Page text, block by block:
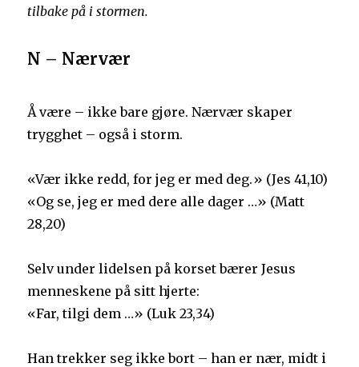
tilbake på i stormen.
N – Nærvær
Å være – ikke bare gjøre. Nærvær skaper
trygghet – også i storm.
«Vær ikke redd, for jeg er med deg.» (Jes 41,10)
«Og se, jeg er med dere alle dager …» (Matt
28,20)
Selv under lidelsen på korset bærer Jesus
menneskene på sitt hjerte:
«Far, tilgi dem …» (Luk 23,34)
Han trekker seg ikke bort – han er nær, midt i